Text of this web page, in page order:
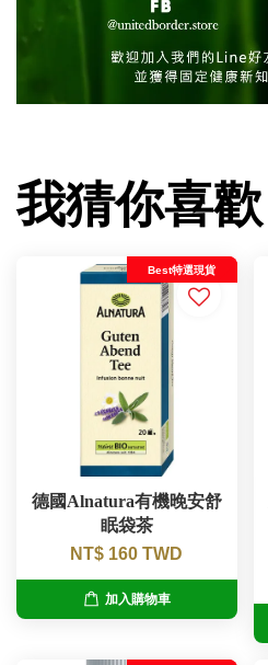
我猜你喜歡
Best特選現貨
德國Alnatura有機晚安舒
眠袋茶
NT$ 160 TWD
加入購物車